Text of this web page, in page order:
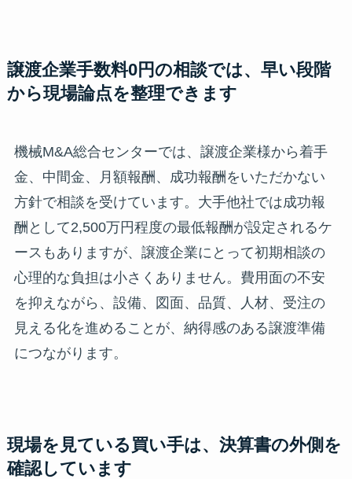
譲渡企業手数料0円の相談では、早い段階
から現場論点を整理できます
機械M&A総合センターでは、譲渡企業様から着手
金、中間金、月額報酬、成功報酬をいただかない
方針で相談を受けています。大手他社では成功報
酬として2,500万円程度の最低報酬が設定されるケ
ースもありますが、譲渡企業にとって初期相談の
心理的な負担は小さくありません。費用面の不安
を抑えながら、設備、図面、品質、人材、受注の
見える化を進めることが、納得感のある譲渡準備
につながります。
現場を見ている買い手は、決算書の外側を
確認しています